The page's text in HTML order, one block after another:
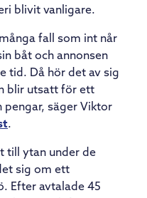
blivit vanligare.
fall som int når
båt och annonsen
tid. Då hör det av sig
blir utsatt för ett
pengar, säger Viktor
.
till ytan under de
sig om ett
Efter avtalade 45